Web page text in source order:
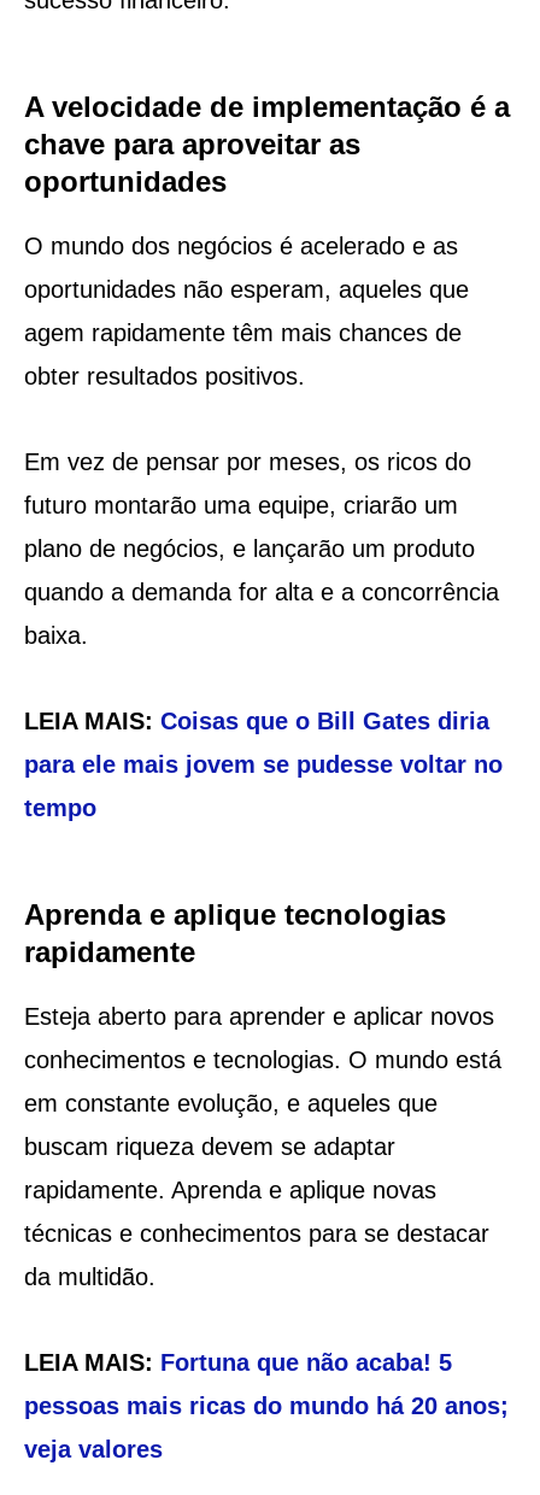
A velocidade de implementação é a
chave para aproveitar as
oportunidades
O mundo dos negócios é acelerado e as
oportunidades não esperam, aqueles que
agem rapidamente têm mais chances de
obter resultados positivos.
Em vez de pensar por meses, os ricos do
futuro montarão uma equipe, criarão um
plano de negócios, e lançarão um produto
quando a demanda for alta e a concorrência
baixa.
LEIA MAIS: Coisas que o Bill Gates diria
para ele mais jovem se pudesse voltar no
tempo
Aprenda e aplique tecnologias
rapidamente
Esteja aberto para aprender e aplicar novos
conhecimentos e tecnologias. O mundo está
em constante evolução, e aqueles que
buscam riqueza devem se adaptar
rapidamente. Aprenda e aplique novas
técnicas e conhecimentos para se destacar
da multidão.
LEIA MAIS: Fortuna que não acaba! 5
pessoas mais ricas do mundo há 20 anos;
veja valores